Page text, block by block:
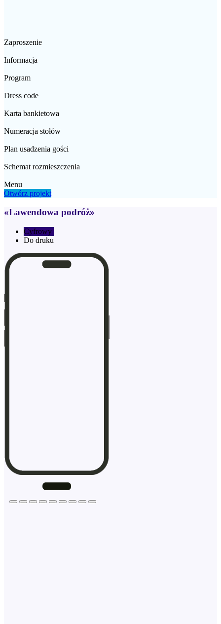
Zaproszenie
Informacja
Program
Dress code
Karta bankietowa
Numeracja stołów
Plan usadzenia gości
Schemat rozmieszczenia
Menu
Otwórz projekt
«Lawendowa podróż»
Cyfrowy
Do druku